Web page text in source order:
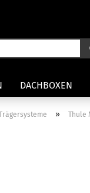
DACHBOXEN
» Thule